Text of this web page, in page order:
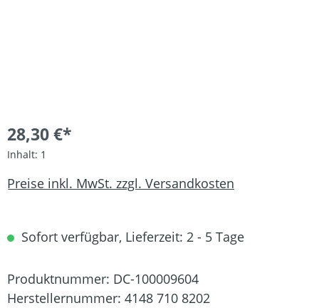
28,30 €*
Inhalt: 1
Preise inkl. MwSt. zzgl. Versandkosten
Sofort verfügbar, Lieferzeit: 2 - 5 Tage
Produktnummer: DC-100009604
Herstellernummer: 4148 710 8202